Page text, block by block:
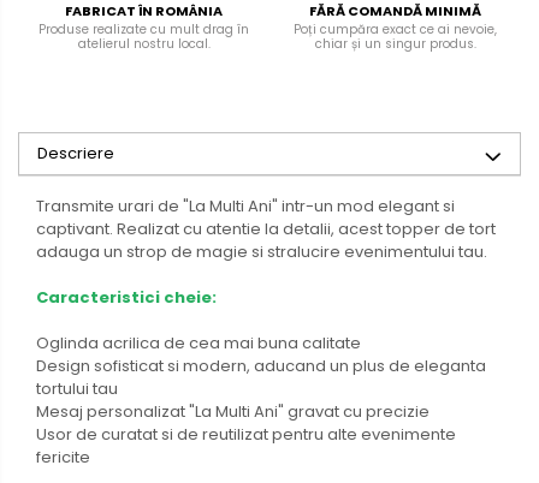
FABRICAT ÎN ROMÂNIA
Produse realizate cu mult drag în
atelierul nostru local.
FĂRĂ COMANDĂ MINIMĂ
Poți cumpăra exact ce ai nevoie,
chiar și un singur produs.
Descriere
Transmite urari de "La Multi Ani" intr-un mod elegant si
captivant. Realizat cu atentie la detalii, acest topper de tort
adauga un strop de magie si stralucire evenimentului tau.
Caracteristici cheie:
Oglinda acrilica de cea mai buna calitate
Design sofisticat si modern, aducand un plus de eleganta
tortului tau
Mesaj personalizat "La Multi Ani" gravat cu precizie
Usor de curatat si de reutilizat pentru alte evenimente
fericite